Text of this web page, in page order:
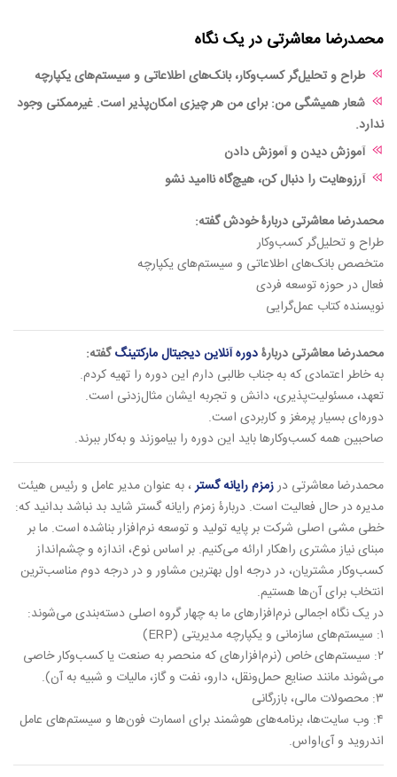
محمدرضا معاشرتی در یک نگاه
طراح و تحلیل‌گر کسب‌وکار، بانک‌های اطلاعاتی و سیستم‌های یکپارچه
شعار همیشگی من: برای من هر چیزی امکان‌پذیر است. غیرممکنی وجود
ندارد.
آموزش دیدن و آموزش دادن
آرزوهایت را دنبال کن، هیچ‌گاه ناامید نشو
محمدرضا معاشرتی دربارۀ خودش گفته:
طراح و تحلیل‌گر کسب‌وکار
متخصص بانک‌های اطلاعاتی و سیستم‌های یکپارچه
فعال در حوزه توسعه‌ فردی
نویسنده کتاب عمل‌گرایی
محمدرضا معاشرتی دربارۀدوره آنلاین دیجیتال مارکتینگگفته:
به خاطر اعتمادی که به جناب طالبی دارم این دوره را تهیه کردم.
تعهد، مسئولیت‌پذیری، دانش و تجربه ایشان مثال‌زدنی است.
دوره‌ای بسیار پرمغز و کاربردی است.
صاحبین همه کسب‌وکارها باید این دوره را بیاموزند و به‌کار ببرند.
محمدرضا معاشرتی درزمزم رایانه گستر، به عنوان مدیر عامل و رئیس هیئت
مدیره در حال فعالیت است. دربارۀ زمزم رایانه گستر شاید بد نباشد بدانید که:
خطی مشی اصلی شرکت بر پایه تولید و توسعه نرم‌افزار بناشده است. ما بر
مبنای نیاز مشتری راهکار ارائه می‌کنیم. بر اساس نوع، اندازه و چشم‌انداز
کسب‌وکار مشتریان، در درجه اول بهترین مشاور و در درجه دوم مناسب‌ترین
انتخاب برای آن‌ها هستیم.
در یک نگاه اجمالی نرم‌افزارهای ما به چهار گروه اصلی دسته‌بندی می‌شوند:
۱: سیستم‌های سازمانی و یکپارچه مدیریتی (ERP)
۲: سیستم‌های خاص (نرم‌افزارهای که منحصر به صنعت یا کسب‌وکار خاصی
می‌شوند مانند صنایع حمل‌ونقل، دارو، نفت و گاز، مالیات و شبیه به آن).
۳: محصولات مالی، بازرگانی
۴: وب سایت‌ها، برنامه‌های هوشمند برای اسمارت فون‌ها و سیستم‌های عامل
اندروید و آی‌اواس.